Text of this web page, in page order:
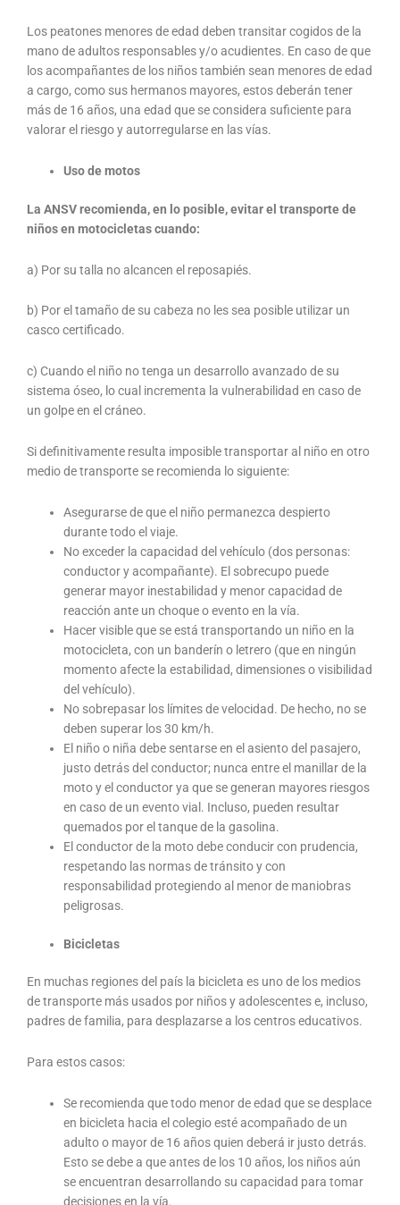
Los peatones menores de edad deben transitar cogidos de la
mano de adultos responsables y/o acudientes. En caso de que
los acompañantes de los niños también sean menores de edad
a cargo, como sus hermanos mayores, estos deberán tener
más de 16 años, una edad que se considera suficiente para
valorar el riesgo y autorregularse en las vías.
Uso de motos
La ANSV recomienda, en lo posible, evitar el transporte de
niños en motocicletas cuando:
a) Por su talla no alcancen el reposapiés.
b) Por el tamaño de su cabeza no les sea posible utilizar un
casco certificado.
c) Cuando el niño no tenga un desarrollo avanzado de su
sistema óseo, lo cual incrementa la vulnerabilidad en caso de
un golpe en el cráneo.
Si definitivamente resulta imposible transportar al niño en otro
medio de transporte se recomienda lo siguiente:
Asegurarse de que el niño permanezca despierto
durante todo el viaje.
No exceder la capacidad del vehículo (dos personas:
conductor y acompañante). El sobrecupo puede
generar mayor inestabilidad y menor capacidad de
reacción ante un choque o evento en la vía.
Hacer visible que se está transportando un niño en la
motocicleta, con un banderín o letrero (que en ningún
momento afecte la estabilidad, dimensiones o visibilidad
del vehículo).
No sobrepasar los límites de velocidad. De hecho, no se
deben superar los 30 km/h.
El niño o niña debe sentarse en el asiento del pasajero,
justo detrás del conductor; nunca entre el manillar de la
moto y el conductor ya que se generan mayores riesgos
en caso de un evento vial. Incluso, pueden resultar
quemados por el tanque de la gasolina.
El conductor de la moto debe conducir con prudencia,
respetando las normas de tránsito y con
responsabilidad protegiendo al menor de maniobras
peligrosas.
Bicicletas
En muchas regiones del país la bicicleta es uno de los medios
de transporte más usados por niños y adolescentes e, incluso,
padres de familia, para desplazarse a los centros educativos.
Para estos casos:
Se recomienda que todo menor de edad que se desplace
en bicicleta hacia el colegio esté acompañado de un
adulto o mayor de 16 años quien deberá ir justo detrás.
Esto se debe a que antes de los 10 años, los niños aún
se encuentran desarrollando su capacidad para tomar
decisiones en la vía.